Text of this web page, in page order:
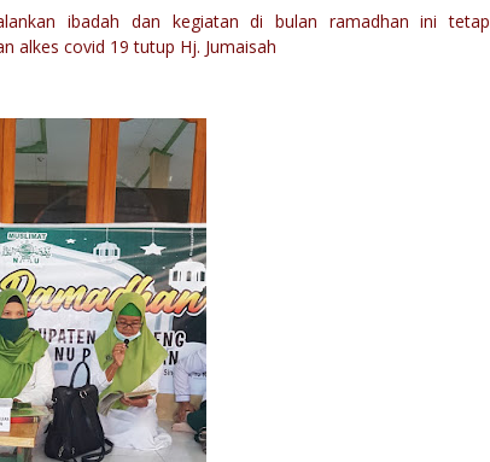
ibadah dan kegiatan di bulan ramadhan ini tetap
alkes covid 19 tutup Hj. Jumaisah